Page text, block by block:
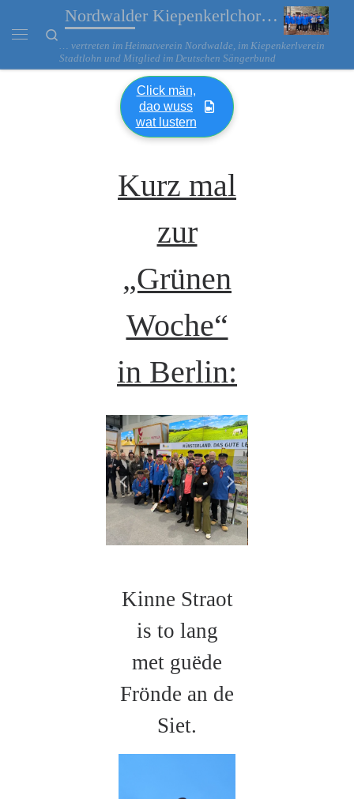
Zum Inhalt springen
Nordwalder Kiepenkerlchor…
… vertreten im Heimatverein Nordwalde, im Kiepenkerlverein
Stadtlohn und Mitglied im Deutschen Sängerbund
Search
Click män,
dao wuss
wat lustern
Kurz mal
zur
„Grünen
Woche“
in Berlin:
Kinne Straot
is to lang
met guëde
Frönde an de
Siet.